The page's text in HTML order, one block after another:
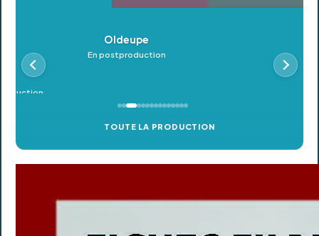
Oldeupe
En postproduction
TOUTE LA PRODUCTION